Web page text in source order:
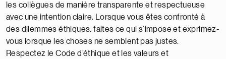
les collègues de manière transparente et respectueuse
avec une intention claire. Lorsque vous êtes confronté à
des dilemmes éthiques, faites ce qui s’impose et exprimez-
vous lorsque les choses ne semblent pas justes.
Respectez le Code d’éthique et les valeurs et